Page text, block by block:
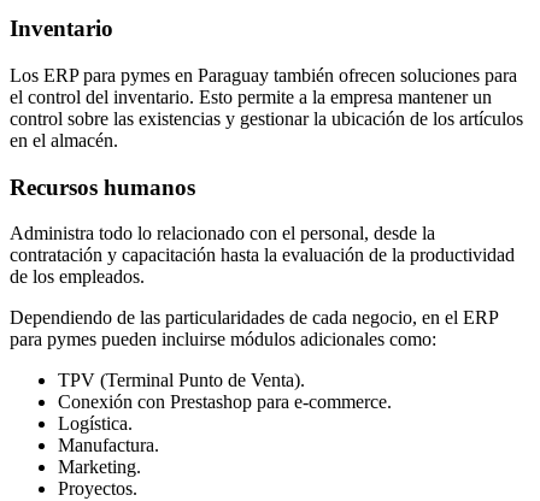
Inventario
Los ERP para pymes en Paraguay también ofrecen soluciones para
el control del inventario. Esto permite a la empresa mantener un
control sobre las existencias y gestionar la ubicación de los artículos
en el almacén.
Recursos humanos
Administra todo lo relacionado con el personal, desde la
contratación y capacitación hasta la evaluación de la productividad
de los empleados.
Dependiendo de las particularidades de cada negocio, en el ERP
para pymes pueden incluirse módulos adicionales como:
TPV (Terminal Punto de Venta).
Conexión con Prestashop para e-commerce.
Logística.
Manufactura.
Marketing.
Proyectos.